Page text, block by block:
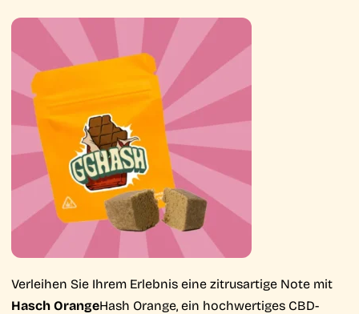
Verleihen Sie Ihrem Erlebnis eine zitrusartige Note mit
Hasch OrangeHash Orange, ein hochwertiges CBD-